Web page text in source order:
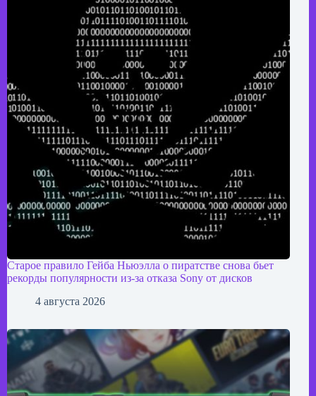
Старое правило Гейба Ньюэлла о пиратстве снова бьет
рекорды популярности из-за отказа Sony от дисков
4 августа 2026